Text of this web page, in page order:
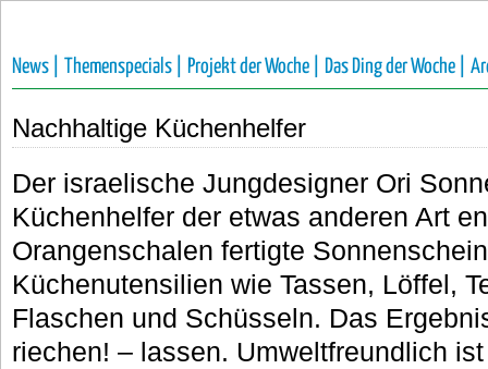
News | Themenspecials | Projekt der Woche | Das Ding der Woche |
Nachhaltige Küchenhelfer
Der israelische Jungdesigner Ori
Küchenhelfer der etwas anderen Art
Orangenschalen fertigte
Küchenutensilien wie Tassen, Löffel,
Flaschen und Schüsseln. Das
riechen! – lassen. Umweltfreundlich